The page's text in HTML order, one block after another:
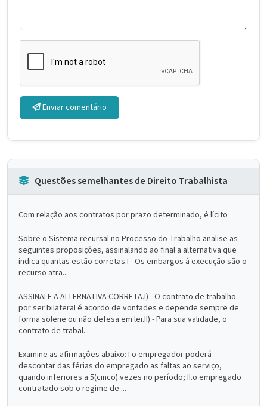
Enviar comentário
Questões semelhantes de Direito Trabalhista
Com relação aos contratos por prazo determinado, é lícito
Sobre o Sistema recursal no Processo do Trabalho analise as
seguintes proposiçôes, assinalando ao final a alternativa que
indica quantas estão corretas.I - Os embargos à execução são o
recurso atra...
ASSINALE A ALTERNATIVA CORRETA.I) - O contrato de trabalho
por ser bilateral é acordo de vontades e depende sempre de
forma solene ou não defesa em lei.II) - Para sua validade, o
contrato de trabal...
Examine as afirmaçôes abaixo: I.o empregador poderá
descontar das férias do empregado as faltas ao serviço,
quando inferiores a 5(cinco) vezes no período; II.o empregado
contratado sob o regime de ...